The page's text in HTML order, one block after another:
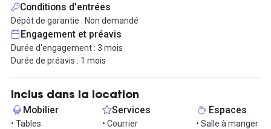
SERVICES INCLUS DANS LE LOYER
Une salle de réunion pour vos rdv, un coin détente avec borne de
jeux vidéo gamer, une salle de bains si vous etes habitué à faire
du sport en journée, Internet fibre, coin cuisine américaine avec
ACCES LIBRE ET ILLIMITEE à boissons fraiches, viennoiseries,
dosettes cafe ou thé. cuisine avec micro-onde et congélateur.
Jardin trés agréable aux beaux jours.
Possibilitée de garer vos 2 roues dans la cour.
Conditions d'entrées
Dépôt de garantie : Non demandé
Engagement et préavis
Durée d'engagement : 3 mois
Durée de préavis : 1 mois
Inclus dans la location
Mobilier
• Tables
Services
• Courrier
Espaces
• Salle à manger